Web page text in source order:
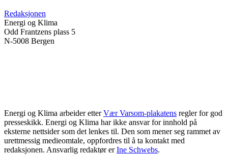
Redaksjonen
Energi og Klima
Odd Frantzens plass 5
N-5008 Bergen
Energi og Klima arbeider etter Vær Varsom-plakatens regler for god
presseskikk. Energi og Klima har ikke ansvar for innhold på
eksterne nettsider som det lenkes til. Den som mener seg rammet av
urettmessig medieomtale, oppfordres til å ta kontakt med
redaksjonen. Ansvarlig redaktør er Ine Schwebs.